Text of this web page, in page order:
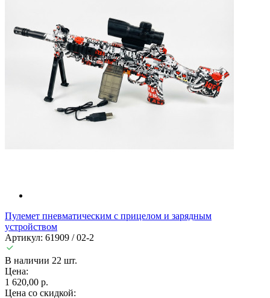
Пулемет пневматическим с прицелом и зарядным
устройством
Артикул: 61909 / 02-2
В наличии 22 шт.
Цена:
1 620,00 р.
Цена со скидкой: